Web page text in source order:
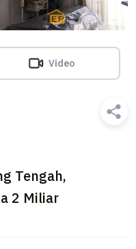
Video
Tengah,
2 Miliar